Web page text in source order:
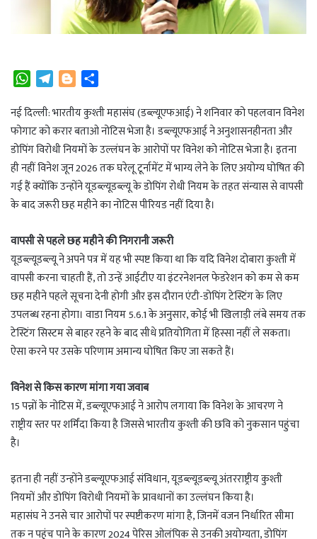
W
a
t
s
A
p
p
l
e
g
r
a
m
o
g
g
e
r
a
r
e
नई दिल्ली: भारतीय कुश्ती महासंघ (डब्ल्यूएफआई) ने शनिवार को पहलवान विनेश
फोगाट को करार बताओ नोटिस भेजा है। डब्ल्यूएफआई ने अनुशासनहीनता और
डोपिंग विरोधी नियमों के उल्लंघन के आरोपों पर विनेश को नोटिस भेजा है। इतना
ही नहीं विनेश जून 2026 तक घरेलू टूर्नामेंट में भाग्य लेने के लिए अयोग्य घोषित की
गई हैं क्योंकि उन्होंने यूडब्ल्यूडब्ल्यू के डोपिंग रोधी नियम के तहत संन्यास से वापसी
के बाद जरूरी छह महीने का नोटिस पीरियड नहीं दिया है।
वापसी से पहले छह महीने की निगरानी जरूरी
यूडब्ल्यूडब्ल्यू ने अपने पत्र में यह भी स्पष्ट किया था कि यदि विनेश दोबारा कुश्ती में
वापसी करना चाहती हैं, तो उन्हें आईटीए या इंटरनेशनल फेडरेशन को कम से कम
छह महीने पहले सूचना देनी होगी और इस दौरान एंटी-डोपिंग टेस्टिंग के लिए
उपलब्ध रहना होगा। वाडा नियम 5.6.1 के अनुसार, कोई भी खिलाड़ी लंबे समय तक
टेस्टिंग सिस्टम से बाहर रहने के बाद सीधे प्रतियोगिता में हिस्सा नहीं ले सकता।
ऐसा करने पर उसके परिणाम अमान्य घोषित किए जा सकते हैं।
विनेश से किस कारण मांगा गया जवाब
15 पन्नों के नोटिस में, डब्ल्यूएफआई ने आरोप लगाया कि विनेश के आचरण ने
राष्ट्रीय स्तर पर शर्मिंदा किया है जिससे भारतीय कुश्ती की छवि को नुकसान पहुंचा
है।
इतना ही नहीं उन्होंने डब्ल्यूएफआई संविधान, यूडब्ल्यूडब्ल्यू अंतरराष्ट्रीय कुश्ती
नियमों और डोपिंग विरोधी नियमों के प्रावधानों का उल्लंघन किया है।
महासंघ ने उनसे चार आरोपों पर स्पष्टीकरण मांगा है, जिनमें वजन निर्धारित सीमा
तक न पहुंच पाने के कारण 2024 पेरिस ओलंपिक से उनकी अयोग्यता, डोपिंग